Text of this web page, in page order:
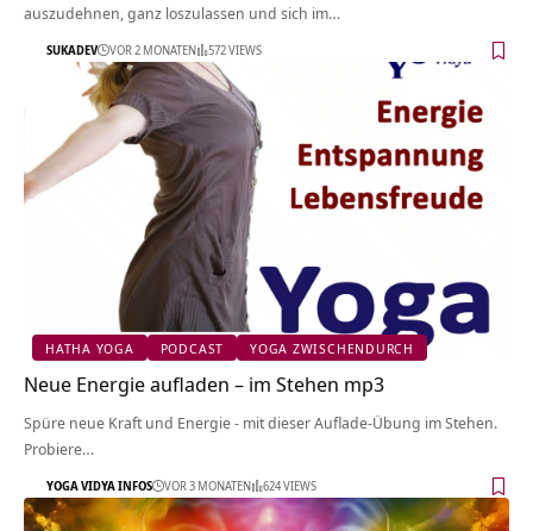
auszudehnen, ganz loszulassen und sich im…
SUKADEV VOR 2 MONATEN 572 VIEWS
HATHA YOGA PODCAST YOGA ZWISCHENDURCH
Neue Energie aufladen – im Stehen mp3
Spüre neue Kraft und Energie - mit dieser Auflade-Übung im Stehen.
Probiere…
YOGA VIDYA INFOS VOR 3 MONATEN 624 VIEWS